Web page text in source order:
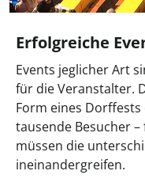
Erfolgreiche
Events jeglicher Art
für die Veranstalter.
Form eines
tausende Besucher
müssen die
ineinandergreifen.